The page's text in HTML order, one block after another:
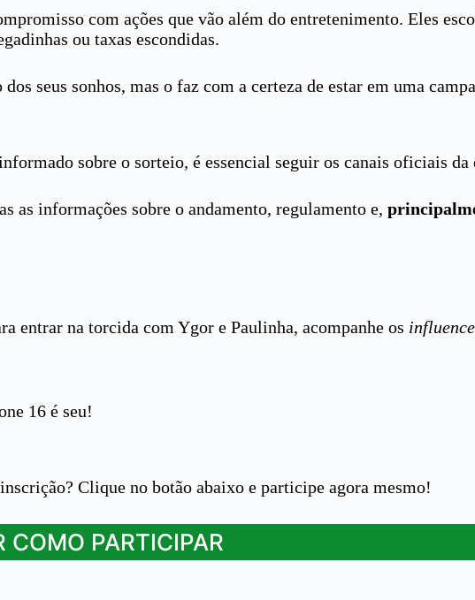
com ações que vão além do entretenimento. Eles
ou taxas escondidas.
seus sonhos, mas o faz com a certeza de estar em uma
sobre o sorteio, é essencial seguir os canais oficiais da
informações sobre o andamento, regulamento e,
entrar na torcida com Ygor e Paulinha, acompanhe os
16 é seu!
Clique no botão abaixo e participe agora mesmo!
COMO PARTICIPAR